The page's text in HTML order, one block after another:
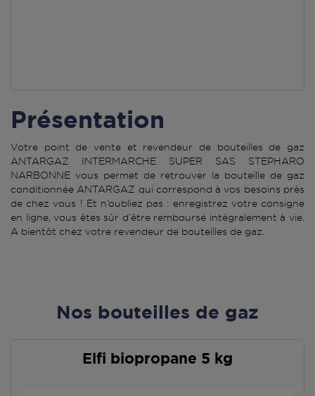
Présentation
Votre point de vente et revendeur de bouteilles de gaz
ANTARGAZ INTERMARCHE SUPER SAS STEPHARO
NARBONNE vous permet de retrouver la bouteille de gaz
conditionnée ANTARGAZ qui correspond à vos besoins près
de chez vous ! Et n’oubliez pas : enregistrez votre consigne
en ligne, vous êtes sûr d’être remboursé intégralement à vie.
A bientôt chez votre revendeur de bouteilles de gaz.
Nos bouteilles de gaz
Elfi biopropane 5 kg